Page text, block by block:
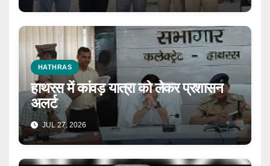
HATHRAS
हाथरस में कांवड़ यात्रा को लेकर प्रशासन
अलर्ट
JUL 27, 2026